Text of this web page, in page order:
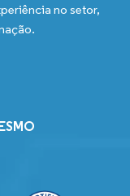
no setor,